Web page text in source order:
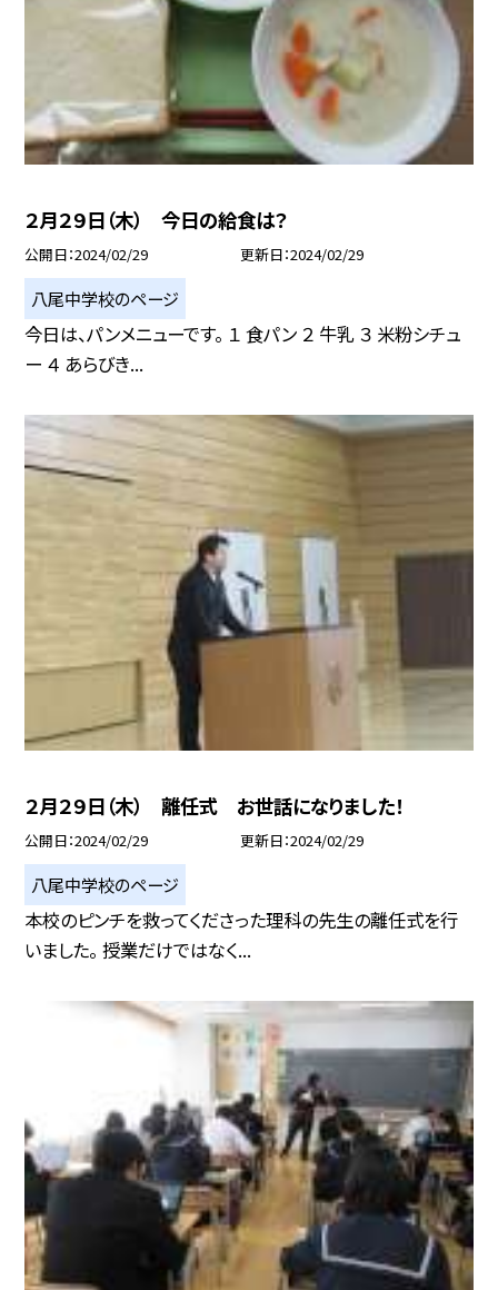
２月２９日（木） 今日の給食は？
公開日 2024/02/29 更新日 2024/02/29
八尾中学校のページ
今日は、パンメニューです。 １ 食パン ２ 牛乳 ３ 米粉シチュ
ー ４ あらびき...
２月２９日（木） 離任式 お世話になりました！
公開日 2024/02/29 更新日 2024/02/29
八尾中学校のページ
本校のピンチを救ってくださった理科の先生の離任式を行
いました。 授業だけではなく...